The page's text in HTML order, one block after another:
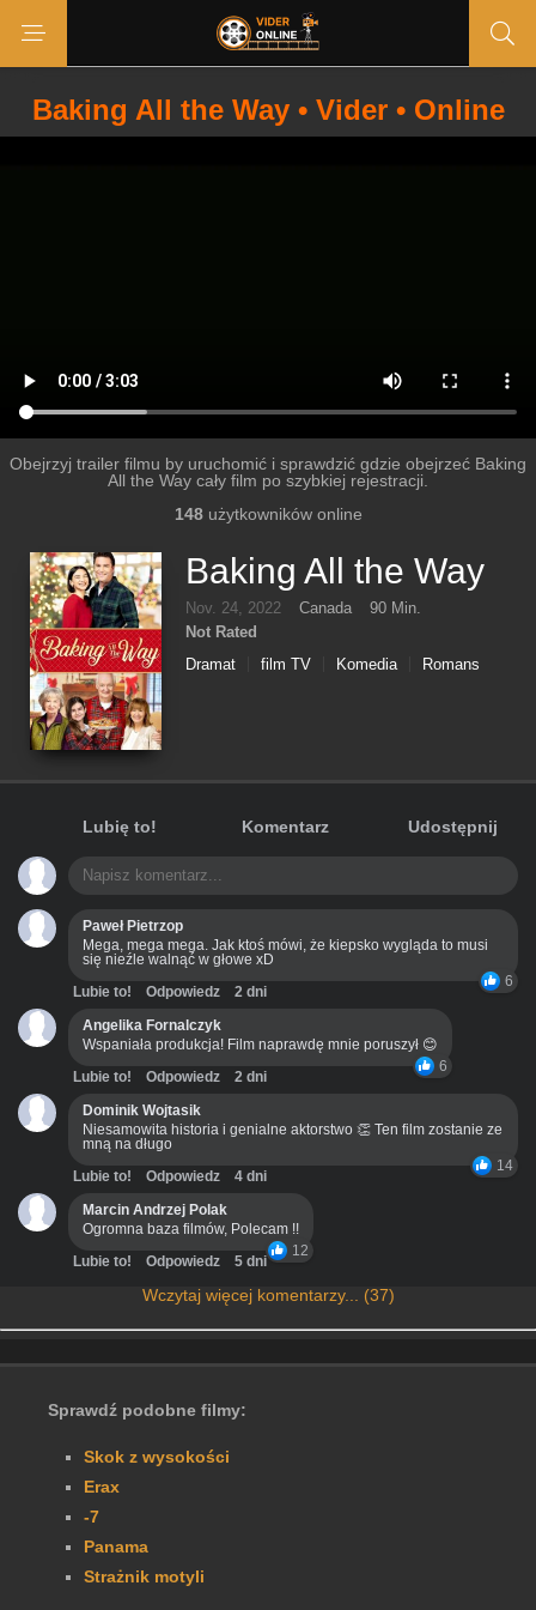
Baking All the Way • Vider • Online
Obejrzyj trailer filmu by uruchomić i sprawdzić gdzie obejrzeć Baking
All the Way cały film po szybkiej rejestracji.
148użytkowników online
Baking All the Way
Nov. 24, 2022 Canada
90 Min.
Not Rated
Dramat
film TV Komedia Romans
Lubię to! Komentarz Udostępnij
Paweł Pietrzop
Mega, mega mega. Jak ktoś mówi, że kiepsko wygląda to musi
się nieźle walnąć w głowe xD
6
Lubie to! Odpowiedz
2 dni
Angelika Fornalczyk
Wspaniała produkcja! Film naprawdę mnie poruszył 😊
6
Lubie to! Odpowiedz
2 dni
Dominik Wojtasik
Niesamowita historia i genialne aktorstwo 👏 Ten film zostanie ze
mną na długo
14
Lubie to! Odpowiedz
4 dni
Marcin Andrzej Polak
Ogromna baza filmów, Polecam !!
12
Lubie to! Odpowiedz 5 dni
Wczytaj więcej komentarzy... (37)
Sprawdź podobne filmy:
Skok z wysokości
Erax
-7
Panama
Strażnik motyli